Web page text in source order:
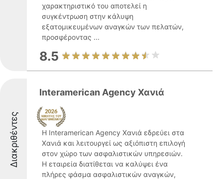
χαρακτηριστικό του αποτελεί η
συγκέντρωση στην κάλυψη
εξατομικευμένων αναγκών των πελατών,
προσφέροντας ...
8.5
Διακριθέντες
Interamerican Agency Χανιά
Η Interamerican Agency Χανιά εδρεύει στα
Χανιά και λειτουργεί ως αξιόπιστη επιλογή
στον χώρο των ασφαλιστικών υπηρεσιών.
Η εταιρεία διατίθεται να καλύψει ένα
πλήρες φάσμα ασφαλιστικών αναγκών,